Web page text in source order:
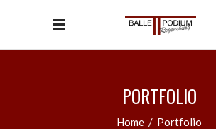
PORTFOLIO
Home / Portfolio